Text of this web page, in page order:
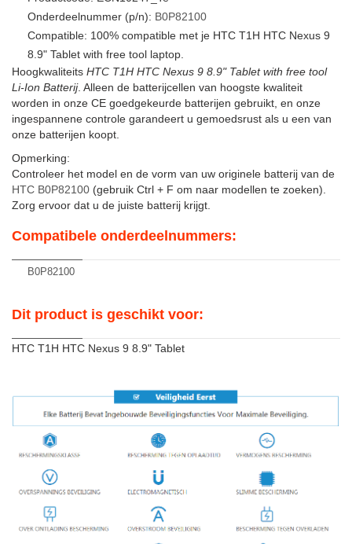
Onderdeelnummer (p/n): B0P82100
Compatible: 100% compatible met je HTC T1H HTC Nexus 9
8.9" Tablet with free tool laptop.
Hoogkwaliteits HTC T1H HTC Nexus 9 8.9" Tablet with free tool
Li-Ion Batterij. Alleen de batterijcellen van hoogste kwaliteit
worden in onze CE goedgekeurde batterijen gebruikt, en onze
ingespannene controle garandeert u gemoedsrust als u een van
onze batterijen koopt.
Opmerking:
Controleer het model en de vorm van uw originele batterij van de
HTC B0P82100 (gebruik Ctrl + F om naar modellen te zoeken).
Zorg ervoor dat u de juiste batterij krijgt.
Compatibele onderdeelnummers:
B0P82100
Dit product is geschikt voor:
HTC T1H HTC Nexus 9 8.9" Tablet